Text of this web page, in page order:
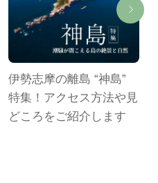
伊勢志摩の離島 “神島”
特集！アクセス方法や見
どころをご紹介します